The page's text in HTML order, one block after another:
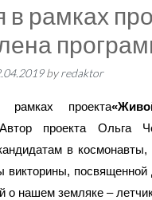
в рамках
byredaktor
проекта
проекта Ольга
в
викторины,
о нашем земляке –